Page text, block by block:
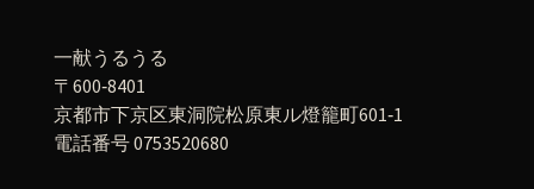
一献うるうる
〒600‐8401
京都市下京区東洞院松原東ル燈籠町601‐1
電話番号 0753520680